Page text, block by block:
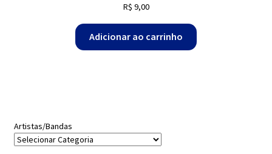
R$ 9,00
Adicionar ao carrinho
Artistas/Bandas